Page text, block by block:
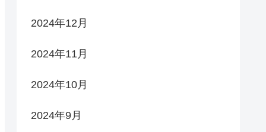
2024年12月
2024年11月
2024年10月
2024年9月